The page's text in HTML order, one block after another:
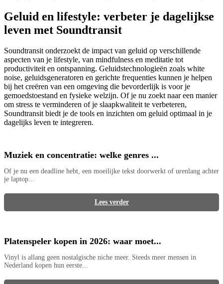
Geluid en lifestyle: verbeter je dagelijkse
leven met Soundtransit
Soundtransit onderzoekt de impact van geluid op verschillende
aspecten van je lifestyle, van mindfulness en meditatie tot
productiviteit en ontspanning. Geluidstechnologieën zoals white
noise, geluidsgeneratoren en gerichte frequenties kunnen je helpen
bij het creëren van een omgeving die bevorderlijk is voor je
gemoedstoestand en fysieke welzijn. Of je nu zoekt naar een manier
om stress te verminderen of je slaapkwaliteit te verbeteren,
Soundtransit biedt je de tools en inzichten om geluid optimaal in je
dagelijks leven te integreren.
Muziek en concentratie: welke genres ...
Of je nu een deadline hebt, een moeilijke tekst doorwerkt of urenlang achter
je laptop...
Lees verder
Platenspeler kopen in 2026: waar moet...
Vinyl is allang geen nostalgische niche meer. Steeds meer mensen in
Nederland kopen hun eerste...